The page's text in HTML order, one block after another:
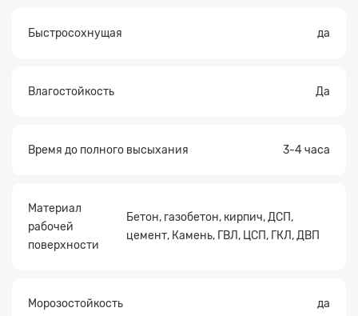
Быстросохнущая да
Влагостойкость Да
Время до полного высыхания 3-4 часа
Материал
рабочей
поверхности
Бетон, газобетон, кирпич, ДСП,
цемент, Камень, ГВЛ, ЦСП, ГКЛ, ДВП
Морозостойкость да